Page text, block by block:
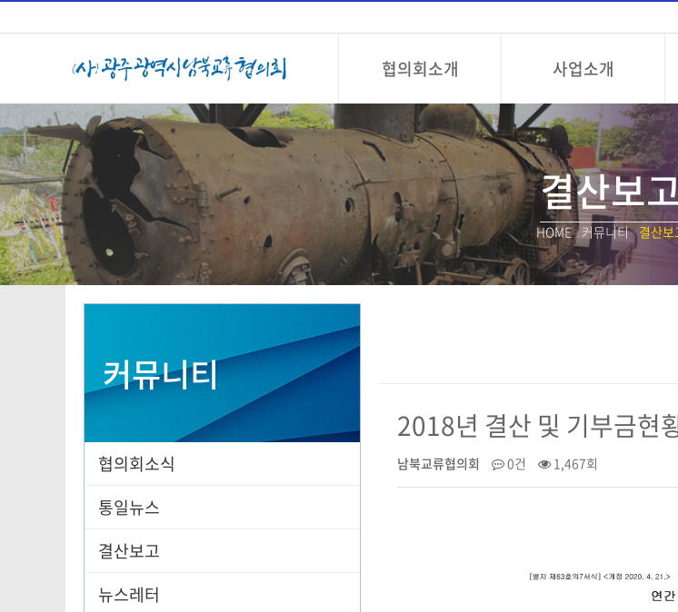
협의회소개 사업소개
결산보
HOME/커뮤니티/결산보
2018년 결산 및 기부금현
남북교류협의회 0건 1,467회
커뮤니티
협의회소식
통일뉴스
결산보고
뉴스레터